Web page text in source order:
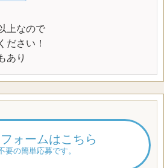
上なので
ださい！
あり
ォームはこちら
要の簡単応募です。